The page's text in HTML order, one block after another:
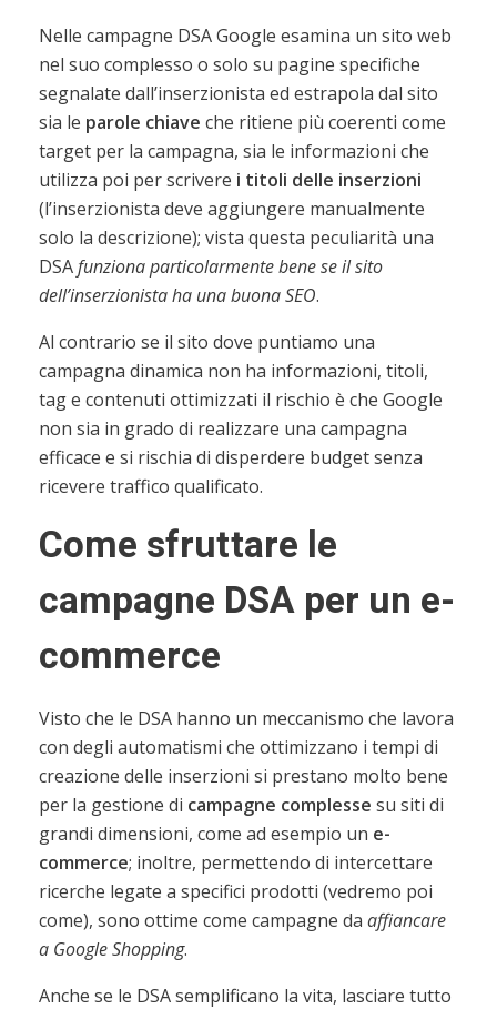
Nelle campagne DSA Google esamina un sito web
nel suo complesso o solo su pagine specifiche
segnalate dall’inserzionista ed estrapola dal sito
sia le parole chiave che ritiene più coerenti come
target per la campagna, sia le informazioni che
utilizza poi per scrivere i titoli delle inserzioni
(l’inserzionista deve aggiungere manualmente
solo la descrizione); vista questa peculiarità una
DSAfunziona particolarmente bene se il sito
dell’inserzionista ha una buona SEO.
Al contrario se il sito dove puntiamo una
campagna dinamica non ha informazioni, titoli,
tag e contenuti ottimizzati il rischio è che Google
non sia in grado di realizzare una campagna
efficace e si rischia di disperdere budget senza
ricevere traffico qualificato.
Come sfruttare le
campagne DSA per un e-
commerce
Visto che le DSA hanno un meccanismo che lavora
con degli automatismi che ottimizzano i tempi di
creazione delle inserzioni si prestano molto bene
per la gestione di campagne complesse su siti di
grandi dimensioni, come ad esempio un e-
commerce; inoltre, permettendo di intercettare
ricerche legate a specifici prodotti (vedremo poi
come), sono ottime come campagne da affiancare
a Google Shopping.
Anche se le DSA semplificano la vita, lasciare tutto